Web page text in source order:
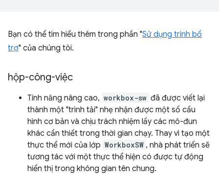
Bạn có thể tìm hiểu thêm trong phần "Sử dụng trình bổ
trợ" của chúng tôi.
hộp-công-việc
Tính năng nâng cao, workbox-sw đã được viết lại
thành một "trình tải" nhẹ nhận được một số cấu
hình cơ bản và chịu trách nhiệm lấy các mô-đun
khác cần thiết trong thời gian chạy. Thay vì tạo một
thực thể mới của lớp WorkboxSW , nhà phát triển sẽ
tương tác với một thực thể hiện có được tự động
hiển thị trong không gian tên chung.